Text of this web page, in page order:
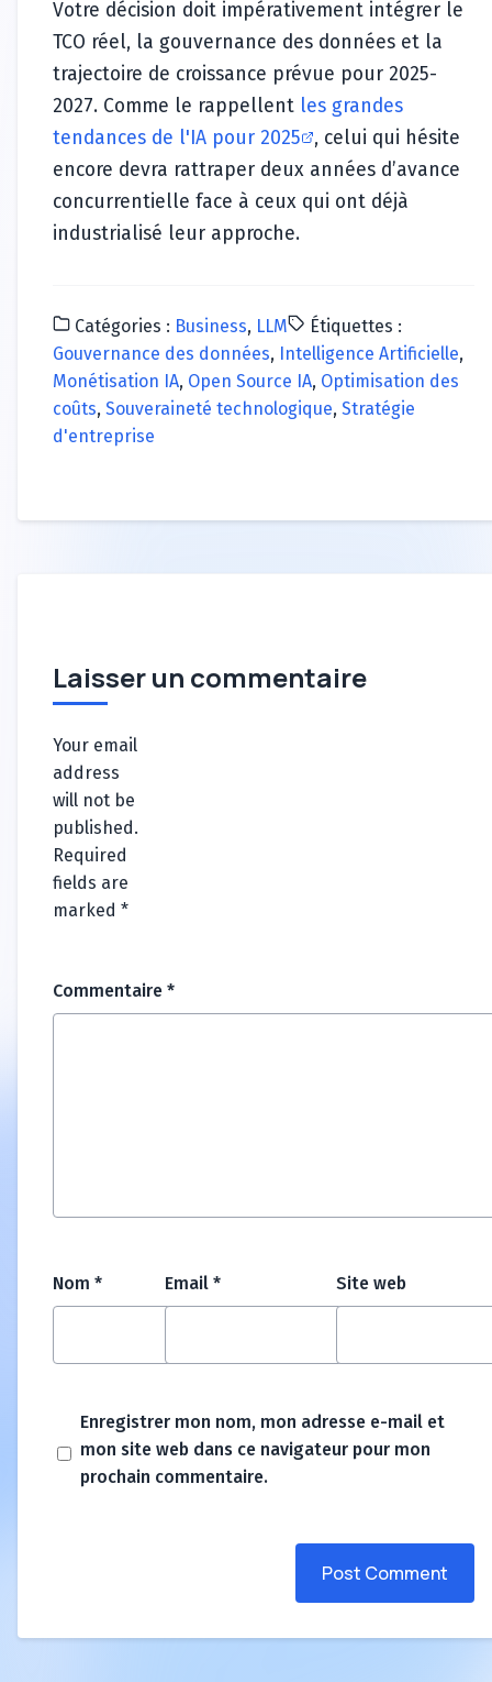
Votre décision doit impérativement intégrer le
TCO réel, la gouvernance des données et la
trajectoire de croissance prévue pour 2025-
2027. Comme le rappellent les grandes
tendances de l'IA pour 2025
, celui qui hésite
encore devra rattraper deux années d’avance
concurrentielle face à ceux qui ont déjà
industrialisé leur approche.
Catégories : Business, LLM
Étiquettes :
Gouvernance des données, Intelligence Artificielle,
Monétisation IA, Open Source IA, Optimisation des
coûts, Souveraineté technologique, Stratégie
d'entreprise
Laisser un commentaire
Your email
address
will not be
published.
Required
fields are
marked *
Commentaire *
Nom * Email * Site web
Enregistrer mon nom, mon adresse e-mail et
mon site web dans ce navigateur pour mon
prochain commentaire.
Post Comment